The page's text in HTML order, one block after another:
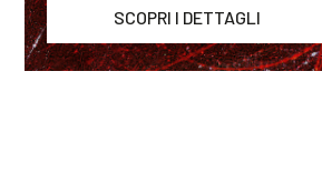
SCOPRI I DETTAGLI